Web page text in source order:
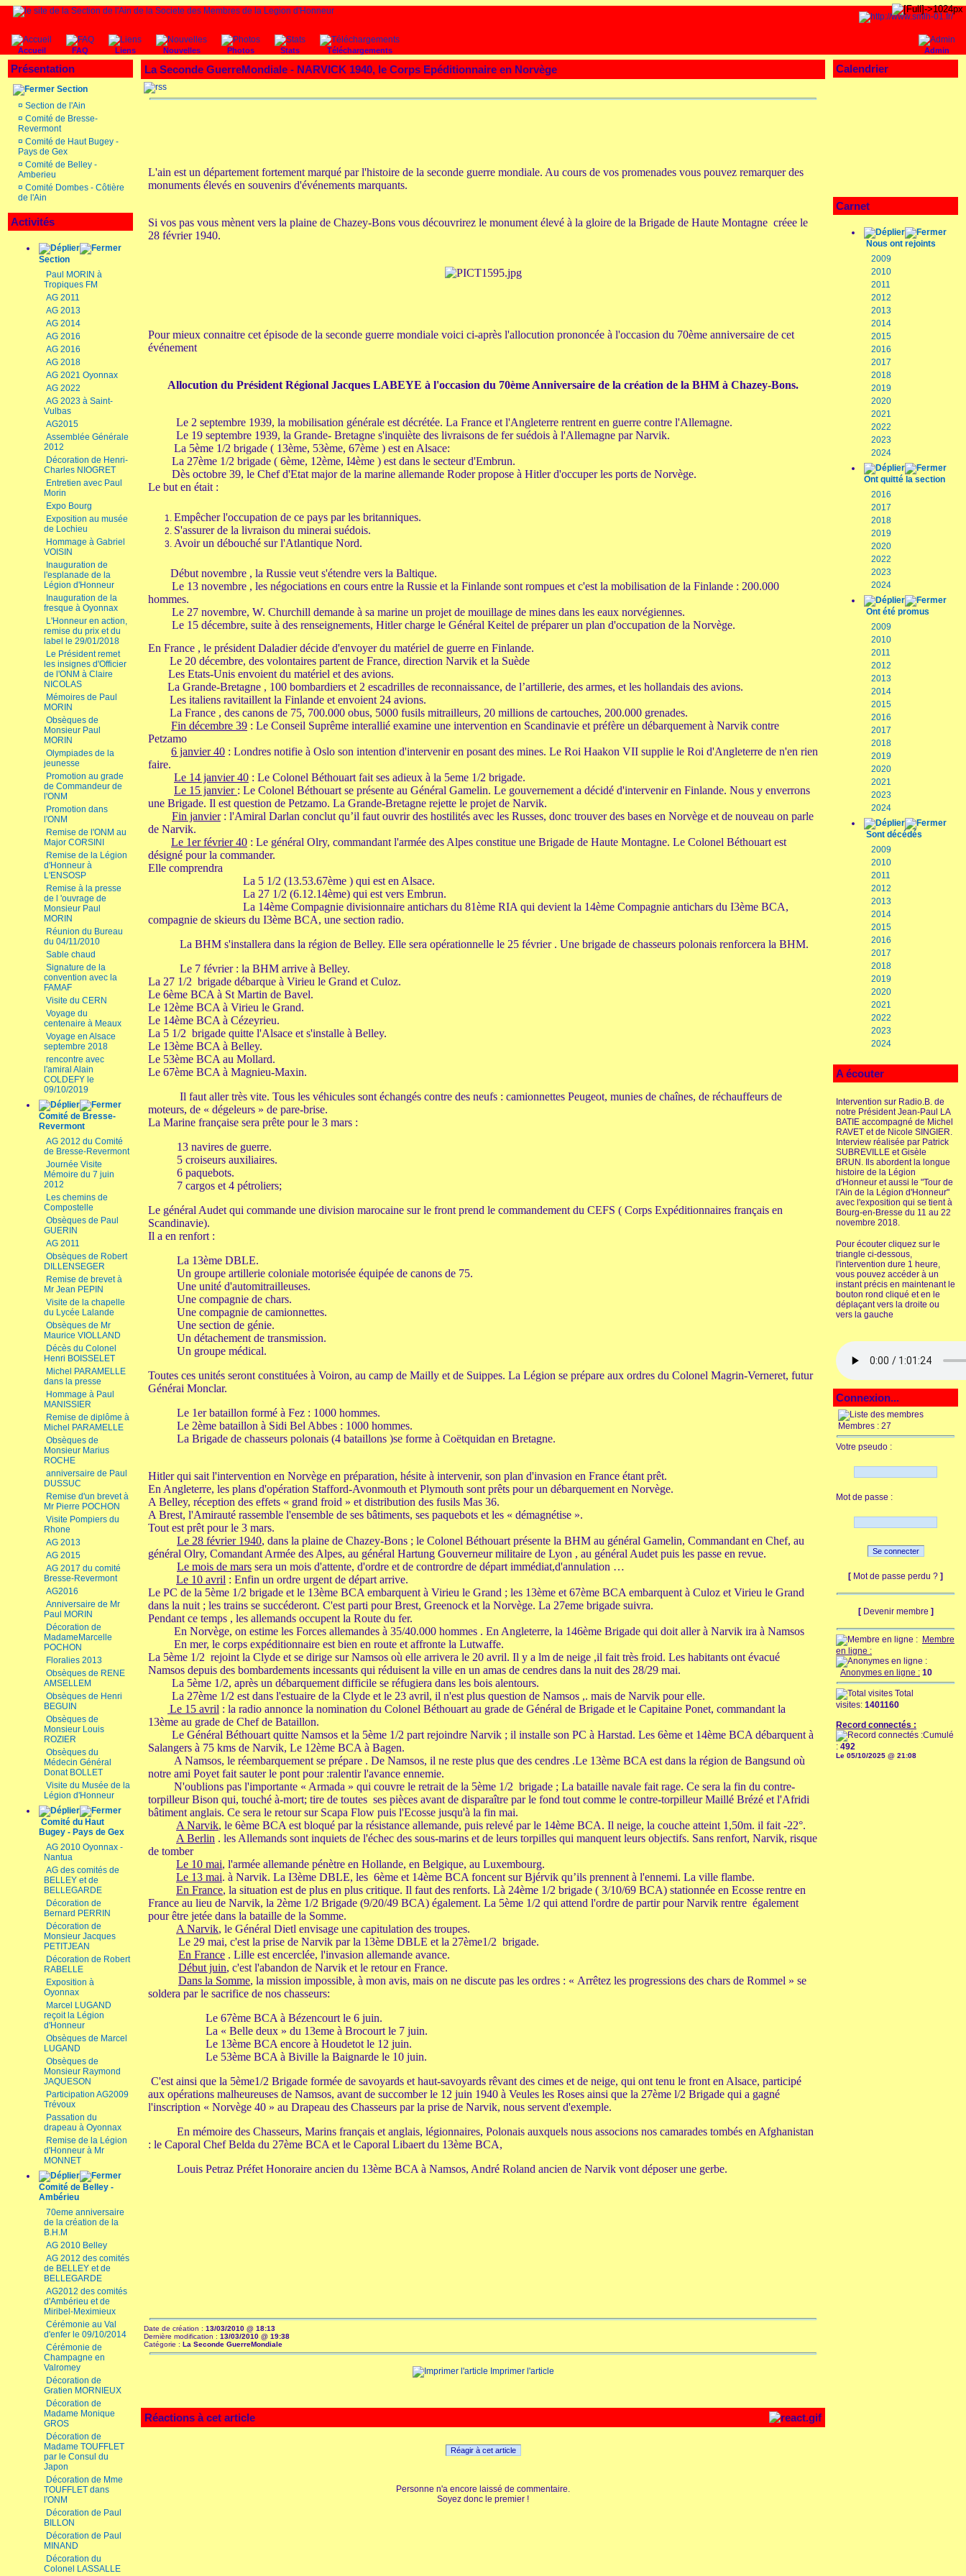
Admin
Accueil FAQ Liens Nouvelles Photos Stats Téléchargements
Présentation
Section
¤ Section de l'Ain
¤ Comité de Bresse-
Revermont
¤ Comité de Haut Bugey -
Pays de Gex
¤ Comité de Belley -
Amberieu
¤ Comité Dombes - Côtière
de l'Ain
Activités
Section
Paul MORIN à
Tropiques FM
AG 2011
AG 2013
AG 2014
AG 2016
AG 2016
AG 2018
AG 2021 Oyonnax
AG 2022
AG 2023 à Saint-
Vulbas
AG2015
Assemblée Générale
2012
Décoration de Henri-
Charles NIOGRET
Entretien avec Paul
Morin
Expo Bourg
Exposition au musée
de Lochieu
Hommage à Gabriel
VOISIN
Inauguration de
l'esplanade de la
Légion d'Honneur
Inauguration de la
fresque à Oyonnax
L'Honneur en action,
remise du prix et du
label le 29/01/2018
Le Président remet
les insignes d'Officier
de l'ONM à Claire
NICOLAS
Mémoires de Paul
MORIN
Obsèques de
Monsieur Paul
MORIN
Olympiades de la
jeunesse
Promotion au grade
de Commandeur de
l'ONM
Promotion dans
l'ONM
Remise de l'ONM au
Major CORSINI
Remise de la Légion
d'Honneur à
L'ENSOSP
Remise à la presse
de l 'ouvrage de
Monsieur Paul
MORIN
Réunion du Bureau
du 04/11/2010
Sable chaud
Signature de la
convention avec la
FAMAF
Visite du CERN
Voyage du
centenaire à Meaux
Voyage en Alsace
septembre 2018
rencontre avec
l'amiral Alain
COLDEFY le
09/10/2019
Comité de Bresse-
Revermont
AG 2012 du Comité
de Bresse-Revermont
Journée Visite
Mémoire du 7 juin
2012
Les chemins de
Compostelle
Obsèques de Paul
GUERIN
AG 2011
Obsèques de Robert
DILLENSEGER
Remise de brevet à
Mr Jean PEPIN
Visite de la chapelle
du Lycée Lalande
Obsèques de Mr
Maurice VIOLLAND
Décès du Colonel
Henri BOISSELET
Michel PARAMELLE
dans la presse
Hommage à Paul
MANISSIER
Remise de diplôme à
Michel PARAMELLE
Obsèques de
Monsieur Marius
ROCHE
anniversaire de Paul
DUSSUC
Remise d'un brevet à
Mr Pierre POCHON
Visite Pompiers du
Rhone
AG 2013
AG 2015
AG 2017 du comité
Bresse-Revermont
AG2016
Anniversaire de Mr
Paul MORIN
Décoration de
MadameMarcelle
POCHON
Floralies 2013
Obsèques de RENE
AMSELLEM
Obsèques de Henri
BEGUIN
Obsèques de
Monsieur Louis
ROZIER
Obsèques du
Médecin Général
Donat BOLLET
Visite du Musée de la
Légion d'Honneur
Comité du Haut
Bugey - Pays de Gex
AG 2010 Oyonnax -
Nantua
AG des comités de
BELLEY et de
BELLEGARDE
Décoration de
Bernard PERRIN
Décoration de
Monsieur Jacques
PETITJEAN
Décoration de Robert
RABELLE
Exposition à
Oyonnax
Marcel LUGAND
reçoit la Légion
d'Honneur
Obsèques de Marcel
LUGAND
Obsèques de
Monsieur Raymond
JAQUESON
Participation AG2009
Trévoux
Passation du
drapeau à Oyonnax
Remise de la Légion
d'Honneur à Mr
MONNET
Comité de Belley -
Ambérieu
70eme anniversaire
de la création de la
B.H.M
AG 2010 Belley
AG 2012 des comités
de BELLEY et de
BELLEGARDE
AG2012 des comités
d'Ambérieu et de
Miribel-Meximieux
Cérémonie au Val
d'enfer le 09/10/2014
Cérémonie de
Champagne en
Valromey
Décoration de
Gratien MORNIEUX
Décoration de
Madame Monique
GROS
Décoration de
Madame TOUFFLET
par le Consul du
Japon
Décoration de Mme
TOUFFLET dans
l'ONM
Décoration de Paul
BILLON
Décoration de Paul
MINAND
Décoration du
Colonel LASSALLE
La Seconde GuerreMondiale - NARVICK 1940, le Corps Epéditionnaire en Norvège
L'ain est un département fortement marqué par l'histoire de la seconde guerre mondiale. Au cours de vos promenades vous pouvez remarquer des
monuments élevés en souvenirs d'événements marquants.
Si vos pas vous mènent vers la plaine de Chazey-Bons vous découvrirez le monument élevé à la gloire de la Brigade de Haute Montagne créee le
28 février 1940.
Pour mieux connaitre cet épisode de la seconde guerre mondiale voici ci-après l'allocution prononcée à l'occasion du 70ème anniversaire de cet
événement
Allocution du Président Régional Jacques LABEYE à l'occasion du 70ème Anniversaire de la création de la BHM à Chazey-Bons.
Le 2 septembre 1939, la mobilisation générale est décrétée. La France et l'Angleterre rentrent en guerre contre l'Allemagne.
Le 19 septembre 1939, la Grande- Bretagne s'inquiète des livraisons de fer suédois à l'Allemagne par Narvik.
La 5ème 1/2 brigade ( 13ème, 53ème, 67ème ) est en Alsace:
La 27ème 1/2 brigade ( 6ème, 12ème, I4ème ) est dans le secteur d'Embrun.
Dès octobre 39, le Chef d'Etat major de la marine allemande Roder propose à Hitler d'occuper les ports de Norvège.
Le but en était :
Empêcher l'occupation de ce pays par les britanniques.
S'assurer de la livraison du minerai suédois.
Avoir un débouché sur l'Atlantique Nord.
Début novembre , la Russie veut s'étendre vers la Baltique.
Le 13 novembre , les négociations en cours entre la Russie et la Finlande sont rompues et c'est la mobilisation de la Finlande : 200.000
hommes.
Le 27 novembre, W. Churchill demande à sa marine un projet de mouillage de mines dans les eaux norvégiennes.
Le 15 décembre, suite à des renseignements, Hitler charge le Général Keitel de préparer un plan d'occupation de la Norvège.
En France , le président Daladier décide d'envoyer du matériel de guerre en Finlande.
Le 20 décembre, des volontaires partent de France, direction Narvik et la Suède
Les Etats-Unis envoient du matériel et des avions.
La Grande-Bretagne , 100 bombardiers et 2 escadrilles de reconnaissance, de l’artillerie, des armes, et les hollandais des avions.
Les italiens ravitaillent la Finlande et envoient 24 avions.
La France , des canons de 75, 700.000 obus, 5000 fusils mitrailleurs, 20 millions de cartouches, 200.000 grenades.
Fin décembre 39 : Le Conseil Suprême interallié examine une intervention en Scandinavie et préfère un débarquement à Narvik contre
Petzamo
6 janvier 40 : Londres notifie à Oslo son intention d'intervenir en posant des mines. Le Roi Haakon VII supplie le Roi d'Angleterre de n'en rien
faire.
Le 14 janvier 40 : Le Colonel Béthouart fait ses adieux à la 5eme 1/2 brigade.
Le 15 janvier : Le Colonel Béthouart se présente au Général Gamelin. Le gouvernement a décidé d'intervenir en Finlande. Nous y enverrons
une Brigade. Il est question de Petzamo. La Grande-Bretagne rejette le projet de Narvik.
Fin janvier: l'Amiral Darlan conclut qu’il faut ouvrir des hostilités avec les Russes, donc trouver des bases en Norvège et de nouveau on parle
de Narvik.
Le 1er février 40 : Le général Olry, commandant l'armée des Alpes constitue une Brigade de Haute Montagne. Le Colonel Béthouart est
désigné pour la commander.
Elle comprendra
La 5 1/2 (13.53.67ème ) qui est en Alsace.
La 27 1/2 (6.12.14ème) qui est vers Embrun.
La 14ème Compagnie divisionnaire antichars du 81ème RIA qui devient la 14ème Compagnie antichars du I3ème BCA,
compagnie de skieurs du I3ème BCA, une section radio.
La BHM s'installera dans la région de Belley. Elle sera opérationnelle le 25 février . Une brigade de chasseurs polonais renforcera la BHM.
Le 7 février : la BHM arrive à Belley.
La 27 1/2 brigade débarque à Virieu le Grand et Culoz.
Le 6ème BCA à St Martin de Bavel.
Le 12ème BCA à Virieu le Grand.
Le 14ème BCA à Cézeyrieu.
La 5 1/2 brigade quitte l'Alsace et s'installe à Belley.
Le 13ème BCA à Belley.
Le 53ème BCA au Mollard.
Le 67ème BCA à Magnieu-Maxin.
Il faut aller très vite. Tous les véhicules sont échangés contre des neufs : camionnettes Peugeot, munies de chaînes, de réchauffeurs de
moteurs, de « dégeleurs » de pare-brise.
La Marine française sera prête pour le 3 mars :
13 navires de guerre.
5 croiseurs auxiliaires.
6 paquebots.
7 cargos et 4 pétroliers;
Le général Audet qui commande une division marocaine sur le front prend le commandement du CEFS ( Corps Expéditionnaires français en
Scandinavie).
Il a en renfort :
La 13ème DBLE.
Un groupe artillerie coloniale motorisée équipée de canons de 75.
Une unité d'automitrailleuses.
Une compagnie de chars.
Une compagnie de camionnettes.
Une section de génie.
Un détachement de transmission.
Un groupe médical.
Toutes ces unités seront constituées à Voiron, au camp de Mailly et de Suippes. La Légion se prépare aux ordres du Colonel Magrin-Verneret, futur
Générai Monclar.
Le 1er bataillon formé à Fez : 1000 hommes.
Le 2ème bataillon à Sidi Bel Abbes : 1000 hommes.
La Brigade de chasseurs polonais (4 bataillons )se forme à Coëtquidan en Bretagne.
Hitler qui sait l'intervention en Norvège en préparation, hésite à intervenir, son plan d'invasion en France étant prêt.
En Angleterre, les plans d'opération Stafford-Avonmouth et Plymouth sont prêts pour un débarquement en Norvège.
A Belley, réception des effets « grand froid » et distribution des fusils Mas 36.
A Brest, l'Amirauté rassemble l'ensemble de ses bâtiments, ses paquebots et les « démagnétise ».
Tout est prêt pour le 3 mars.
Le 28 février 1940, dans la plaine de Chazey-Bons ; le Colonel Béthouart présente la BHM au général Gamelin, Commandant en Chef, au
général Olry, Comandant Armée des Alpes, au général Hartung Gouverneur militaire de Lyon , au général Audet puis les passe en revue.
Le mois de mars sera un mois d'attente, d'ordre et de contrordre de départ immédiat,d'annulation …
Le 10 avril : Enfin un ordre urgent de départ arrive.
Le PC de la 5ème 1/2 brigade et le 13ème BCA embarquent à Virieu le Grand ; les 13ème et 67ème BCA embarquent à Culoz et Virieu le Grand
dans la nuit ; les trains se succéderont. C'est parti pour Brest, Greenock et la Norvège. La 27eme brigade suivra.
Pendant ce temps , les allemands occupent la Route du fer.
En Norvège, on estime les Forces allemandes à 35/40.000 hommes . En Angleterre, la 146ème Brigade qui doit aller à Narvik ira à Namsos
En mer, le corps expéditionnaire est bien en route et affronte la Lutwaffe.
La 5ème 1/2 rejoint la Clyde et se dirige sur Namsos où elle arrivera le 20 avril. Il y a lm de neige ,il fait très froid. Les habitants ont évacué
Namsos depuis des bombardements incessants qui réduisent la ville en un amas de cendres dans la nuit des 28/29 mai.
La 5ème 1/2, après un débarquement difficile se réfugiera dans les bois alentours.
La 27ème 1/2 est dans l'estuaire de la Clyde et le 23 avril, il n'est plus question de Namsos ,. mais de Narvik pour elle.
Le 15 avril : la radio annonce la nomination du Colonel Béthouart au grade de Général de Brigade et le Capitaine Ponet, commandant la
13ème au grade de Chef de Bataillon.
Le Général Béthouart quitte Namsos et la 5ème 1/2 part rejoindre Narvik ; il installe son PC à Harstad. Les 6ème et 14ème BCA débarquent à
Salangers à 75 kms de Narvik, Le 12ème BCA à Bagen.
A Namsos, le réembarquement se prépare . De Namsos, il ne reste plus que des cendres .Le 13ème BCA est dans la région de Bangsund où
notre ami Poyet fait sauter le pont pour :ralentir l'avance ennemie.
N'oublions pas l'importante « Armada » qui couvre le retrait de la 5ème 1/2 brigade ; La bataille navale fait rage. Ce sera la fin du contre-
torpilleur Bison qui, touché à-mort; tire de toutes ses pièces avant de disparaître par le fond tout comme le contre-torpilleur Maillé Brézé et l'Afridi
bâtiment anglais. Ce sera le retour sur Scapa Flow puis l'Ecosse jusqu'à la fin mai.
A Narvik, le 6ème BCA est bloqué par la résistance allemande, puis relevé par le 14ème BCA. Il neige, la couche atteint 1,50m. il fait -22°.
A Berlin . les Allemands sont inquiets de l'échec des sous-marins et de leurs torpilles qui manquent leurs objectifs. Sans renfort, Narvik, risque
de tomber
Le 10 mai, l'armée allemande pénètre en Hollande, en Belgique, au Luxembourg.
Le 13 mai. à Narvik. La I3ème DBLE, les 6ème et 14ème BCA foncent sur Bjérvik qu’ils prennent à l'ennemi. La ville flambe.
En France, la situation est de plus en plus critique. Il faut des renforts. Là 24ème 1/2 brigade ( 3/10/69 BCA) stationnée en Ecosse rentre en
France au lieu de Narvik, la 2ème 1/2 Brigade (9/20/49 BCA) également. La 5ème 1/2 qui attend l'ordre de partir pour Narvik rentre également
pour être jetée dans la bataille de la Somme.
A Narvik, le Général Dietl envisage une capitulation des troupes.
Le 29 mai, c'est la prise de Narvik par la 13ème DBLE et la 27ème1/2 brigade.
En France . Lille est encerclée, l'invasion allemande avance.
Début juin, c'est l'abandon de Narvik et le retour en France.
Dans la Somme, la mission impossible, à mon avis, mais on ne discute pas les ordres : « Arrêtez les progressions des chars de Rommel » se
soldera par le sacrifice de nos chasseurs:
Le 67ème BCA à Bézencourt le 6 juin.
La « Belle deux » du 13eme à Brocourt le 7 juin.
Le 13ème BCA encore à Houdetot le 12 juin.
Le 53ème BCA à Biville la Baignarde le 10 juin.
C'est ainsi que la 5ème1/2 Brigade formée de savoyards et haut-savoyards rêvant des cimes et de neige, qui ont tenu le front en Alsace, participé
aux opérations malheureuses de Namsos, avant de succomber le 12 juin 1940 à Veules les Roses ainsi que la 27ème l/2 Brigade qui a gagné
l'inscription « Norvège 40 » au Drapeau des Chasseurs par la prise de Narvik, nous servent d'exemple.
En mémoire des Chasseurs, Marins français et anglais, légionnaires, Polonais auxquels nous associons nos camarades tombés en Afghanistan
: le Caporal Chef Belda du 27ème BCA et le Caporal Libaert du 13ème BCA,
Louis Petraz Préfet Honoraire ancien du 13ème BCA à Namsos, André Roland ancien de Narvik vont déposer une gerbe.
Date de création : 13/03/2010 @ 18:13
Dernière modification : 13/03/2010 @ 19:38
Catégorie : La Seconde GuerreMondiale
Imprimer l'article
Réactions à cet article
Réagir à cet article
Personne n'a encore laissé de commentaire.
Soyez donc le premier !
Calendrier
Carnet
Nous ont rejoints
2009
2010
2011
2012
2013
2014
2015
2016
2017
2018
2019
2020
2021
2022
2023
2024
Ont quitté la section
2016
2017
2018
2019
2020
2022
2023
2024
Ont été promus
2009
2010
2011
2012
2013
2014
2015
2016
2017
2018
2019
2020
2021
2023
2024
Sont décédés
2009
2010
2011
2012
2013
2014
2015
2016
2017
2018
2019
2020
2021
2022
2023
2024
A écouter
Intervention sur Radio.B. de
notre Président Jean-Paul LA
BATIE accompagné de Michel
RAVET et de Nicole SINGIER.
Interview réalisée par Patrick
SUBREVILLE et Gisèle
BRUN. Ils abordent la longue
histoire de la Légion
d'Honneur et aussi le "Tour de
l'Ain de la Légion d'Honneur"
avec l'exposition qui se tient à
Bourg-en-Bresse du 11 au 22
novembre 2018.
Pour écouter cliquez sur le
triangle ci-dessous,
l'intervention dure 1 heure,
vous pouvez accéder à un
instant précis en maintenant le
bouton rond cliqué et en le
déplaçant vers la droite ou
vers la gauche
Connexion...
Membres : 27
Votre pseudo :
Mot de passe :
[ Mot de passe perdu ? ]
[ Devenir membre ]
Membre
en ligne :
Anonymes en ligne : 10
Total
visites: 1401160
Record connectés :
Cumulé
: 492
Le 05/10/2025 @ 21:08